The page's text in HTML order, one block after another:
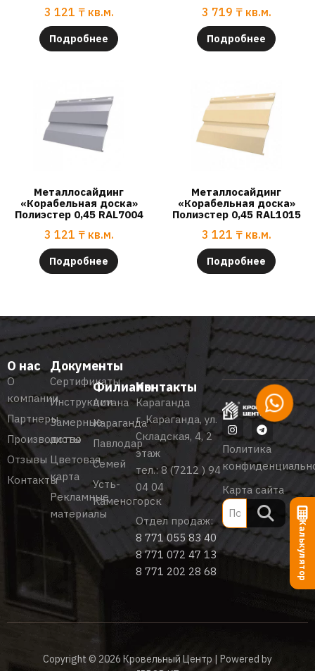
3 121 ₸ кв.м.
Подробнее
3 719 ₸ кв.м.
Подробнее
Металлосайдинг
«Корабельная доска»
Полиэстер 0,45 RAL7004
3 121 ₸ кв.м.
Подробнее
Металлосайдинг
«Корабельная доска»
Полиэстер 0,45 RAL1015
3 121 ₸ кв.м.
Подробнее
О нас
О
компании
Партнеры
Производство
Отзывы
Контакты
Документы
Сертификаты
Инструкции
Замерные
листы
Цветовая
карта
Рекламные
материалы
Филиалы
Астана
Караганда
Павлодар
Семей
Усть-
Каменогорск
Контакты
Караганда
г. Караганда, ул.
Складская, 4, 2
этаж
тел.:8 (7212 ) 94
04 04
Отдел продаж:
8 771 055 83 40
8 771 072 47 13
8 771 202 28 68
Политика
Карта сайта
Copyright © 2026 Кровельный Центр | Powered by
Калькулятор